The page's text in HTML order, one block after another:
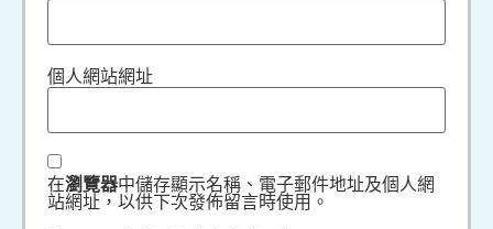
個人網站網址
在瀏覽器中儲存顯示名稱、電子郵件地址及個人網
站網址，以供下次發佈留言時使用。